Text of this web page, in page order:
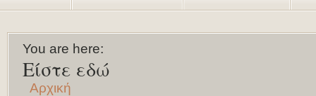
You are here:
Είστε εδώ
Αρχική